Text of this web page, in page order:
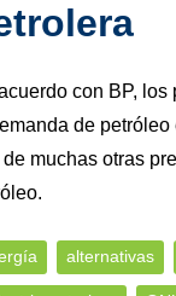
con BP,
de
muchas otras
alternativas